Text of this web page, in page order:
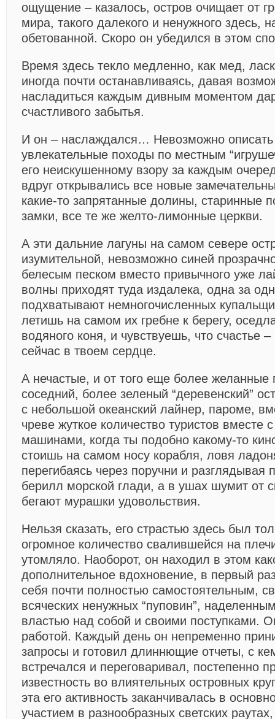
ощущение – казалось, остров очищает от
мира, такого далекого и ненужного здесь,
обетованной. Скоро он убедился в этом
Время здесь текло медленно, как мед,
иногда почти останавливаясь, давая
насладиться каждым дивным моментом
счастливого забытья.
И он – наслаждался… Невозможно описать
увлекательные походы по местным
его неискушенному взору за каждым
вдруг открывались все новые
какие-то запрятанные долины, старинные
замки, все те же желто-лимонные церкви.
А эти дальние лагуны на самом севере
изумительной, невозможно синей
белесым песком вместо привычного уже
волны приходят туда издалека, одна за
подхватывают немногочисленных
летишь на самом их гребне к берегу,
водяного коня, и чувствуешь, что счастье
сейчас в твоем сердце.
А нечастые, и от того еще более желанные
соседний, более зеленый “деревенский”
с небольшой океанский лайнер, пароме,
чреве жуткое количество туристов вместе
машинами, когда ты подобно какому-то
стоишь на самом носу корабля, ловя
перегибаясь через поручни и разглядывая
берилл морской глади, а в ушах шумит от
бегают мурашки удовольствия.
Нельзя сказать, его страстью здесь был
огромное количество свалившейся на
утомляло. Наоборот, он находил в этом
дополнительное вдохновение, в первый
себя почти полностью самостоятельным,
всяческих ненужных “пуповин”,
властью над собой и своими поступками.
работой. Каждый день он непременно
запросы и готовил длиннющие отчеты, с
встречался и переговаривал, постепенно
известность во влиятельных островных
эта его активность заканчивалась в
участием в разнообразных светских